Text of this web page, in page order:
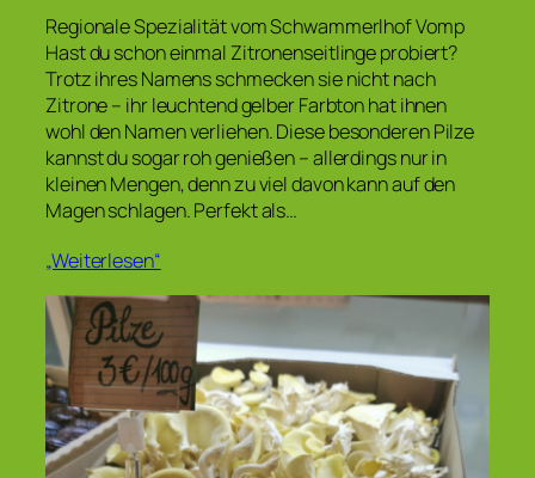
Regionale Spezialität vom Schwammerlhof Vomp
Hast du schon einmal Zitronenseitlinge probiert?
Trotz ihres Namens schmecken sie nicht nach
Zitrone – ihr leuchtend gelber Farbton hat ihnen
wohl den Namen verliehen. Diese besonderen Pilze
kannst du sogar roh genießen – allerdings nur in
kleinen Mengen, denn zu viel davon kann auf den
Magen schlagen. Perfekt als…
„Weiterlesen“